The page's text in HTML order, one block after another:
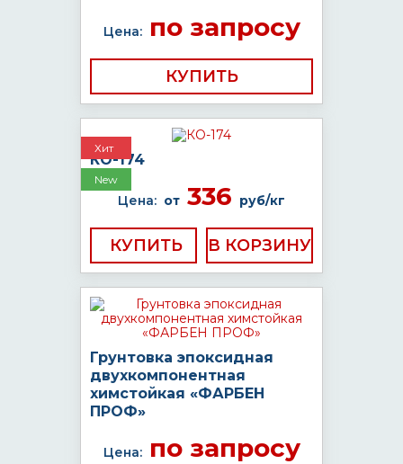
Цена:по запросу
КУПИТЬ
Хит
New
КО-174
Цена: от 336 руб/кг
КУПИТЬ
Грунтовка эпоксидная
двухкомпонентная
химстойкая «ФАРБЕН
ПРОФ»
Цена:по запросу